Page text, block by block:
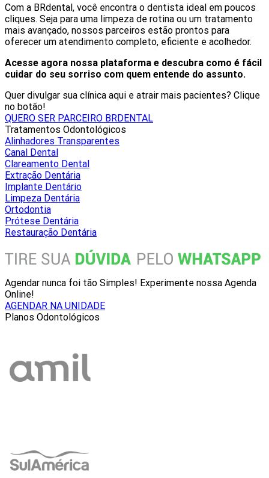
Com a BRdental, você encontra o dentista ideal em poucos
cliques. Seja para uma limpeza de rotina ou um tratamento
mais avançado, nossos parceiros estão prontos para
oferecer um atendimento completo, eficiente e acolhedor.
Acesse agora nossa plataforma e descubra como é fácil
cuidar do seu sorriso com quem entende do assunto.
Quer divulgar sua clínica aqui e atrair mais pacientes? Clique
no botão!
QUERO SER PARCEIRO BRDENTAL
Tratamentos Odontológicos
Alinhadores Transparentes
Canal Dental
Clareamento Dental
Extração Dentária
Implante Dentário
Limpeza Dentária
Ortodontia
Prótese Dentária
Restauração Dentária
Agendar nunca foi tão Simples! Experimente nossa Agenda
Online!
AGENDAR NA UNIDADE
Planos Odontológicos